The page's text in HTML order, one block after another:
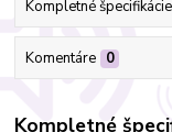
Kompletné špecifikácie
Komentáre 0
Kompletné